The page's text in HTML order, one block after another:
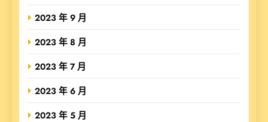
2023 年 9 月
2023 年 8 月
2023 年 7 月
2023 年 6 月
2023 年 5 月